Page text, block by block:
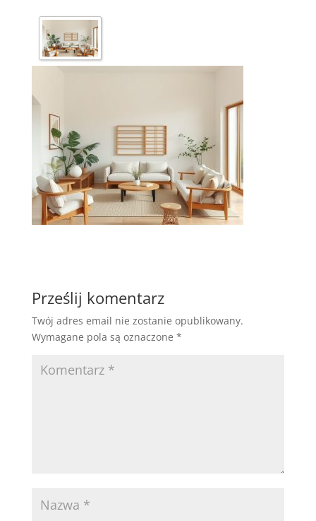
Prześlij komentarz
Twój adres email nie zostanie opublikowany.
Wymagane pola są oznaczone *